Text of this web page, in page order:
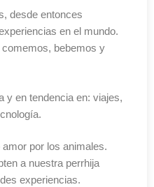
desde entonces
en el mundo.
bebemos y
y en tendencia en: viajes,
por los animales.
a nuestra perrhija
experiencias.